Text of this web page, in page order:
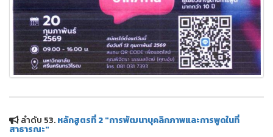
ลำดับ 53.หลักสูตรที่ 2 "การพัฒนาบุคลิกภาพและการพูดในที่
สาธารณะ"